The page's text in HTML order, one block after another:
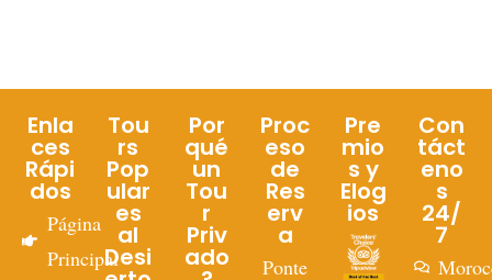
Enla
ces
Rápi
dos
Página
Principal
Tou
rs
Pop
ular
es
al
Desi
Por
qué
un
Tou
r
Priv
ado
Proc
eso
de
Res
erv
a
Ponte
Pre
mio
s y
Elog
ios
Con
táct
eno
s
24/
7